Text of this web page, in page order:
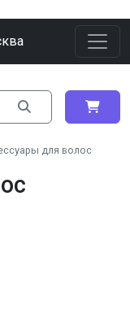
для волос